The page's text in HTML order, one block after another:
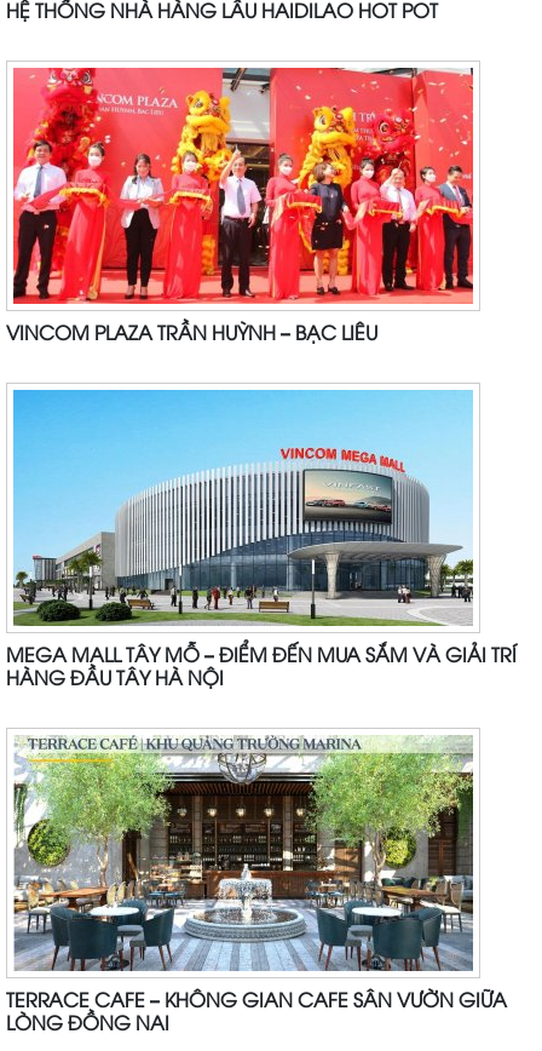
HỆ THỐNG NHÀ HÀNG LẨU HAIDILAO HOT POT
VINCOM PLAZA TRẦN HUỲNH – BẠC LIÊU
MEGA MALL TÂY MỖ – ĐIỂM ĐẾN MUA SẮM VÀ GIẢI TRÍ
HÀNG ĐẦU TÂY HÀ NỘI
TERRACE CAFE – KHÔNG GIAN CAFE SÂN VƯỜN GIỮA
LÒNG ĐỒNG NAI